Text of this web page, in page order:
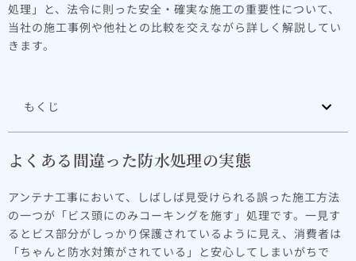
処理」と、法令に則った安全・確実な施工の重要性について、
当社の施工事例や他社との比較を交えながら詳しく解説してい
きます。
もくじ
よくある間違った防水処理の実態
アンテナ工事において、しばしば見受けられる誤った施工方法
の一つが「ビス頭にのみコーキングを施す」処理です。一見す
るとビス部分がしっかり保護されているように見え、消費者は
「ちゃんと防水対策がされている」と安心してしまいがちで